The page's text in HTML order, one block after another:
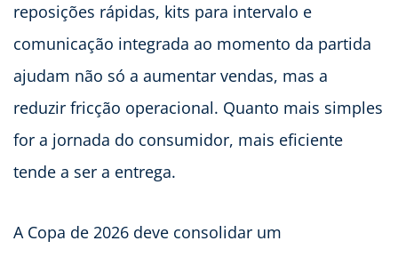
reposições rápidas, kits para intervalo e
comunicação integrada ao momento da partida
ajudam não só a aumentar vendas, mas a
reduzir fricção operacional. Quanto mais simples
for a jornada do consumidor, mais eficiente
tende a ser a entrega.
A Copa de 2026 deve consolidar um